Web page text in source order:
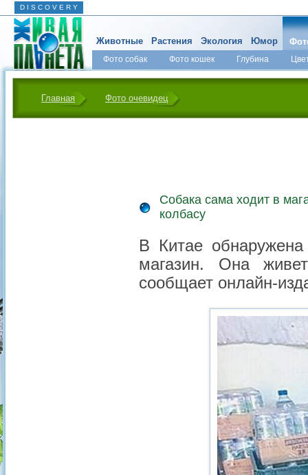
D I S C O V E R Y
Животные Растения Экология Юмор
Фото собак Фото кошек Глубина
Главная Фото очевидец
Собака сама ходит в
колбасу
В Китае обнаружена
магазин. Она
сообщает онлайн-